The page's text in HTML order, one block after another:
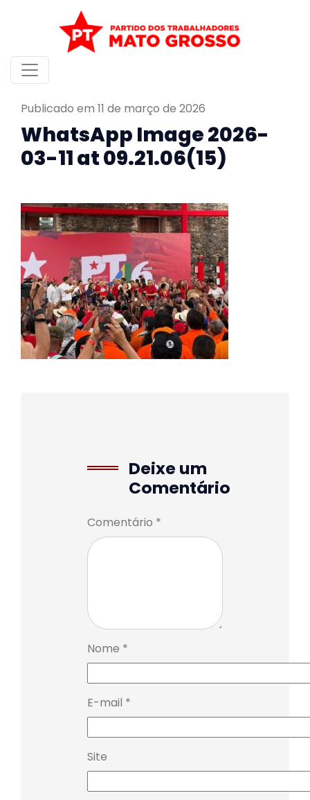
Publicado em 11 de março de 2026
WhatsApp Image 2026-
03-11 at 09.21.06(15)
Deixe um
Comentário
Comentário *
Nome *
E-mail *
Site